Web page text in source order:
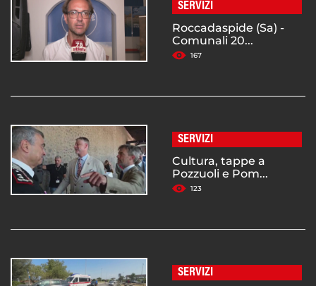
SERVIZI
Roccadaspide (Sa) -
Comunali 20...
167
SERVIZI
Cultura, tappe a
Pozzuoli e Pom...
123
SERVIZI